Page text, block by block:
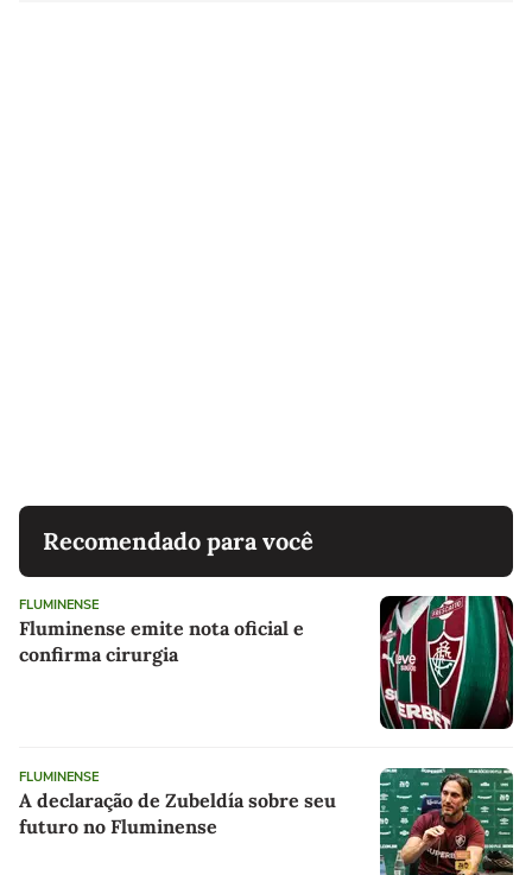
Recomendado para você
FLUMINENSE
Fluminense emite nota oficial e
confirma cirurgia
FLUMINENSE
A declaração de Zubeldía sobre seu
futuro no Fluminense